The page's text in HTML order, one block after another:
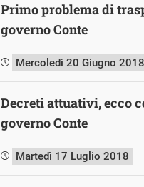
Primo problema di
governo Conte
Mercoledì 20 Giugno 2018
Decreti attuativi, ecco
governo Conte
Martedì 17 Luglio 2018